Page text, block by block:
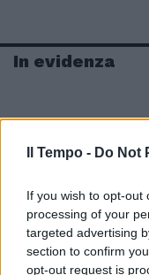
Il Tempo - Do Not
If you wish to opt-out
processing of your
targeted advertising
section to confirm
opt-out request is
In evidenza